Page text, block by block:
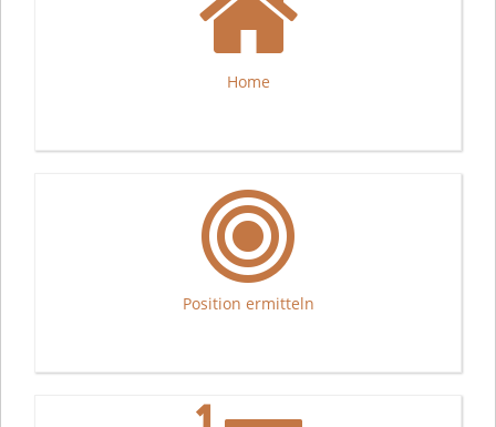
Home
Position ermitteln